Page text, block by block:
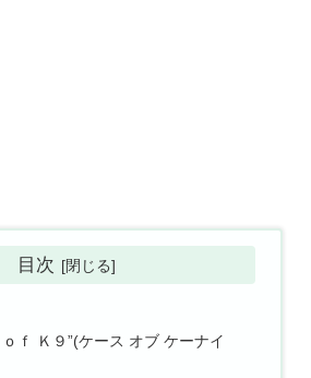
目次
ｏｆ Ｋ９”(ケース オブ ケーナイ